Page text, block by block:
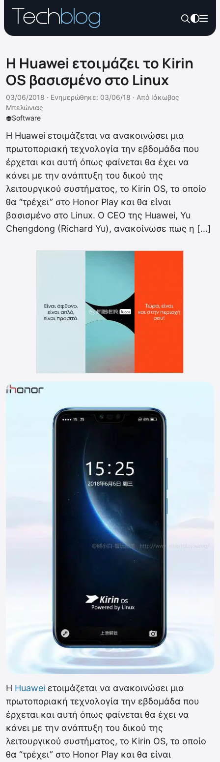
Η Huawei ετοιμάζει το Kirin
OS βασισμένο στο Linux
Software
03/06/2018 · Ενημερώθηκε: 03/06/18 · Από Ιάκωβος
Μπελώνιας
Η Huawei ετοιμάζεται να ανακοινώσει μια
πρωτοποριακή τεχνολογία την εβδομάδα που
έρχεται και αυτή όπως φαίνεται θα έχει να
κάνει με την ανάπτυξη του δικού της
λειτουργικού συστήματος, το Kirin OS, το οποίο
θα “τρέχει” στο Honor Play και θα είναι
βασισμένο στο Linux. Ο CEO της Huawei, Yu
Chengdong (Richard Yu), ανακοίνωσε πως η […]
Η Huawei ετοιμάζεται να ανακοινώσει μια
πρωτοποριακή τεχνολογία την εβδομάδα που
έρχεται και αυτή όπως φαίνεται θα έχει να
κάνει με την ανάπτυξη του δικού της
λειτουργικού συστήματος, το Kirin OS, το οποίο
θα “τρέχει” στο Honor Play και θα είναι